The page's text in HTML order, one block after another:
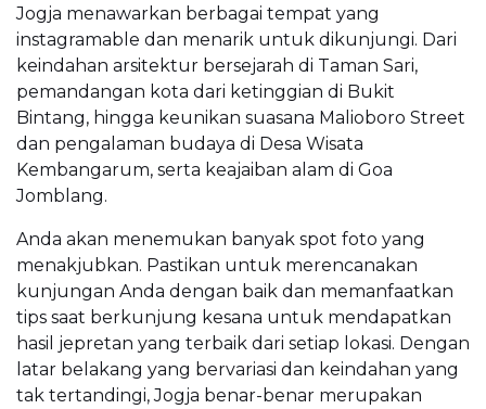
Jogja menawarkan berbagai tempat yang
instagramable dan menarik untuk dikunjungi. Dari
keindahan arsitektur bersejarah di Taman Sari,
pemandangan kota dari ketinggian di Bukit
Bintang, hingga keunikan suasana Malioboro Street
dan pengalaman budaya di Desa Wisata
Kembangarum, serta keajaiban alam di Goa
Jomblang.
Anda akan menemukan banyak spot foto yang
menakjubkan. Pastikan untuk merencanakan
kunjungan Anda dengan baik dan memanfaatkan
tips saat berkunjung kesana untuk mendapatkan
hasil jepretan yang terbaik dari setiap lokasi. Dengan
latar belakang yang bervariasi dan keindahan yang
tak tertandingi, Jogja benar-benar merupakan